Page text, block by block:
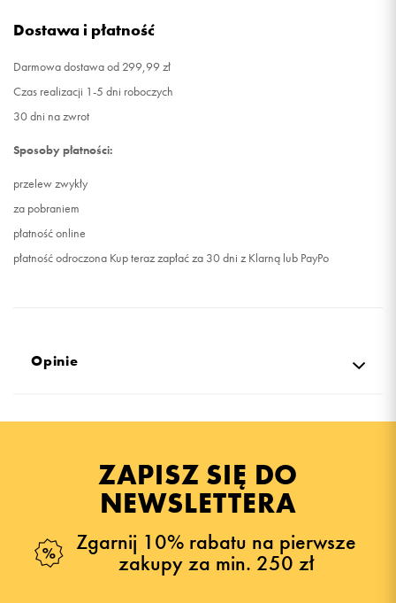
Dostawa i płatność
Darmowa dostawa od 299,99 zł
Czas realizacji 1-5 dni roboczych
30 dni na zwrot
Sposoby płatności:
przelew zwykły
za pobraniem
płatność online
płatność odroczona Kup teraz zapłać za 30 dni z Klarną lub PayPo
Opinie
ZAPISZ SIĘ DO
NEWSLETTERA
Zgarnij 10% rabatu na pierwsze
zakupy za min. 250 zł